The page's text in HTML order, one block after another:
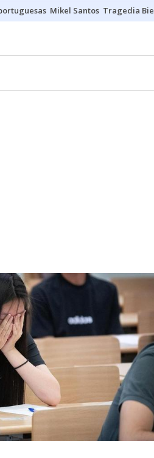
Mikel Santos Tragedia